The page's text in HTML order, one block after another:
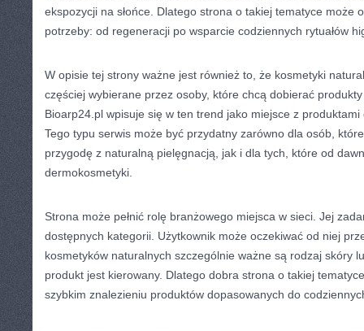
ekspozycji na słońce. Dlatego strona o takiej tematyce może
potrzeby: od regeneracji po wsparcie codziennych rytuałów
W opisie tej strony ważne jest również to, że kosmetyki
częściej wybierane przez osoby, które chcą dobierać
Bioarp24.pl wpisuje się w ten trend jako miejsce z
Tego typu serwis może być przydatny zarówno dla osób,
przygodę z naturalną pielęgnacją, jak i dla tych, które od
dermokosmetyki.
Strona może pełnić rolę branżowego miejsca w sieci. Jej
dostępnych kategorii. Użytkownik może oczekiwać od niej
kosmetyków naturalnych szczególnie ważne są rodzaj skóry
produkt jest kierowany. Dlatego dobra strona o takiej
szybkim znalezieniu produktów dopasowanych do